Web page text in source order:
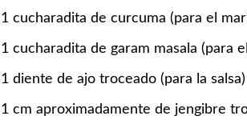
1 cucharadita de curcuma (para el
1 cucharadita de garam masala (para
1 diente de ajo troceado (para la salsa)
1 cm aproximadamente de jengibre